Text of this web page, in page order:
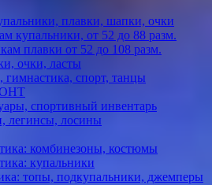
плавки, шапки, очки
купальники, от 52 до 88 разм.
плавки от 52 до 108 разм.
очки, ласты
гимнастика, спорт, танцы
спортивный инвентарь
легинсы, лосины
комбинезоны, костюмы
купальники
топы, подкупальники, джемперы